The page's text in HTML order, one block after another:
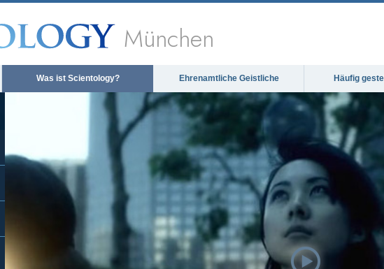
München
Was ist Scientology? Ehrenamtliche Geistliche Häufig